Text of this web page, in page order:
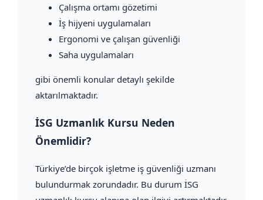
Çalışma ortamı gözetimi
İş hijyeni uygulamaları
Ergonomi ve çalışan güvenliği
Saha uygulamaları
gibi önemli konular detaylı şekilde
aktarılmaktadır.
İSG Uzmanlık Kursu Neden
Önemlidir?
Türkiye’de birçok işletme iş güvenliği uzmanı
bulundurmak zorundadır. Bu durum İSG